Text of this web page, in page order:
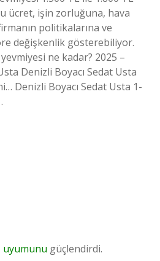
ücret, işin zorluğuna, hava
politikalarına ve
değişkenlik gösterebiliyor.
ne kadar? 2025 –
Denizli Boyacı Sedat Usta
Denizli Boyacı Sedat Usta 1-
uyumunu güçlendirdi.